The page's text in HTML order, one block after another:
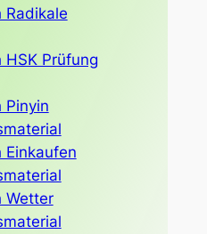
Radikale
HSK Prüfung
Pinyin
Einkaufen
Wetter